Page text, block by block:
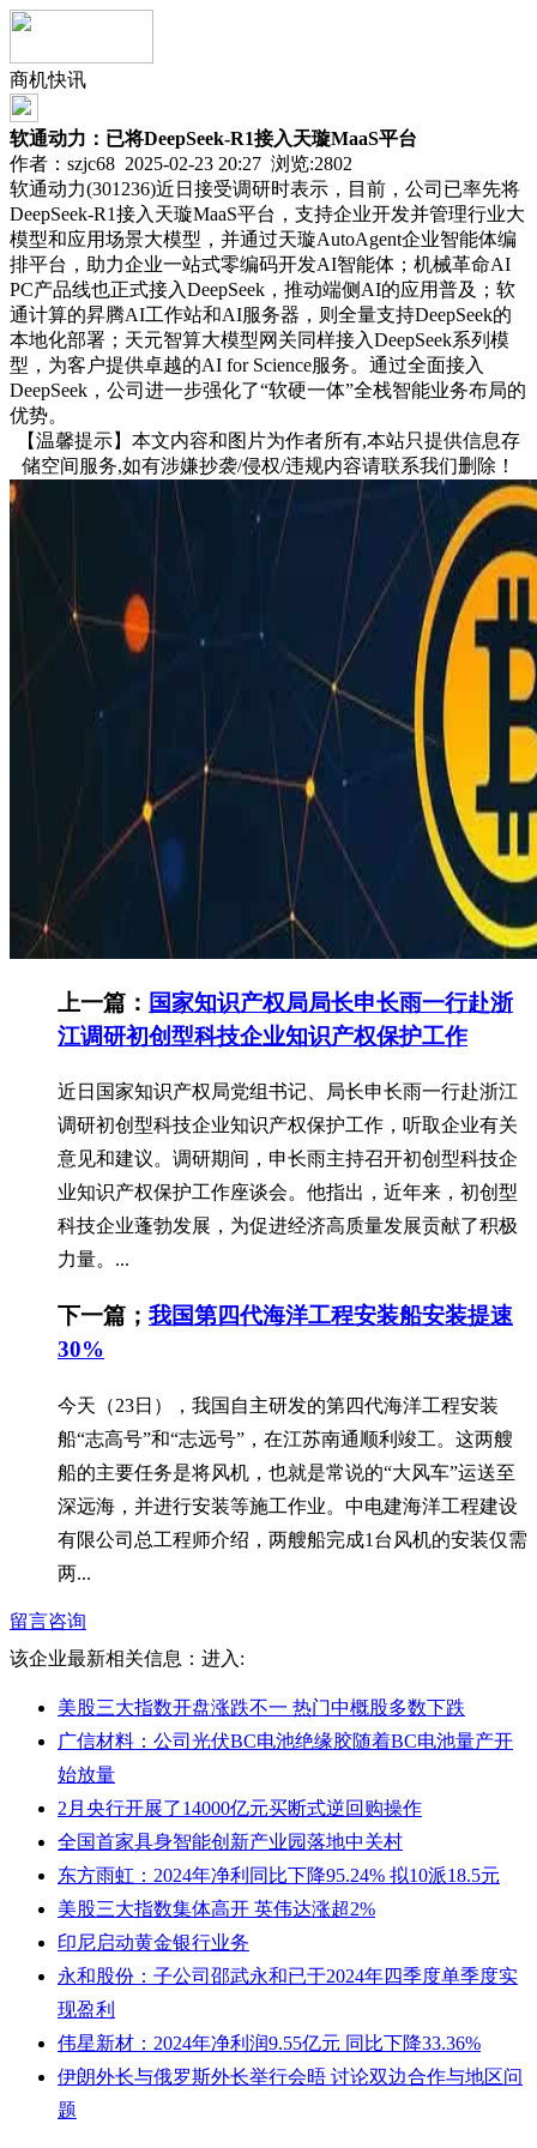
商机快讯
软通动力：已将DeepSeek-R1接入天璇MaaS平台
作者：szjc68 2025-02-23 20:27 浏览:2802
软通动力(301236)近日接受调研时表示，目前，公司已率先将
DeepSeek-R1接入天璇MaaS平台，支持企业开发并管理行业大
模型和应用场景大模型，并通过天璇AutoAgent企业智能体编
排平台，助力企业一站式零编码开发AI智能体；机械革命AI
PC产品线也正式接入DeepSeek，推动端侧AI的应用普及；软
通计算的昇腾AI工作站和AI服务器，则全量支持DeepSeek的
本地化部署；天元智算大模型网关同样接入DeepSeek系列模
型，为客户提供卓越的AI for Science服务。通过全面接入
DeepSeek，公司进一步强化了“软硬一体”全栈智能业务布局的
优势。
【温馨提示】本文内容和图片为作者所有,本站只提供信息存
储空间服务,如有涉嫌抄袭/侵权/违规内容请联系我们删除！
上一篇： 国家知识产权局局长申长雨一行赴浙
江调研初创型科技企业知识产权保护工作
近日国家知识产权局党组书记、局长申长雨一行赴浙江
调研初创型科技企业知识产权保护工作，听取企业有关
意见和建议。调研期间，申长雨主持召开初创型科技企
业知识产权保护工作座谈会。他指出，近年来，初创型
科技企业蓬勃发展，为促进经济高质量发展贡献了积极
力量。...
下一篇； 我国第四代海洋工程安装船安装提速
30%
今天（23日），我国自主研发的第四代海洋工程安装
船“志高号”和“志远号”，在江苏南通顺利竣工。这两艘
船的主要任务是将风机，也就是常说的“大风车”运送至
深远海，并进行安装等施工作业。中电建海洋工程建设
有限公司总工程师介绍，两艘船完成1台风机的安装仅需
两...
留言咨询
该企业最新相关信息： 进入:
美股三大指数开盘涨跌不一 热门中概股多数下跌
广信材料：公司光伏BC电池绝缘胶随着BC电池量产开
始放量
2月央行开展了14000亿元买断式逆回购操作
全国首家具身智能创新产业园落地中关村
东方雨虹：2024年净利同比下降95.24% 拟10派18.5元
美股三大指数集体高开 英伟达涨超2%
印尼启动黄金银行业务
永和股份：子公司邵武永和已于2024年四季度单季度实
现盈利
伟星新材：2024年净利润9.55亿元 同比下降33.36%
伊朗外长与俄罗斯外长举行会晤 讨论双边合作与地区问
题